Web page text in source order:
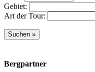
Gebiet:
Art der Tour:
Bergpartner